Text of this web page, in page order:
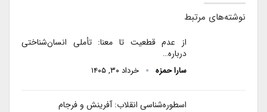
نوشته‌های مرتبط
از عدم قطعیت تا معنا: تأملی انسان‌شناختی
درباره…
سارا حمزه خرداد ۳۰, ۱۴۰۵
اسطوره‌شناسی انقلاب: آفرینش و فرجام